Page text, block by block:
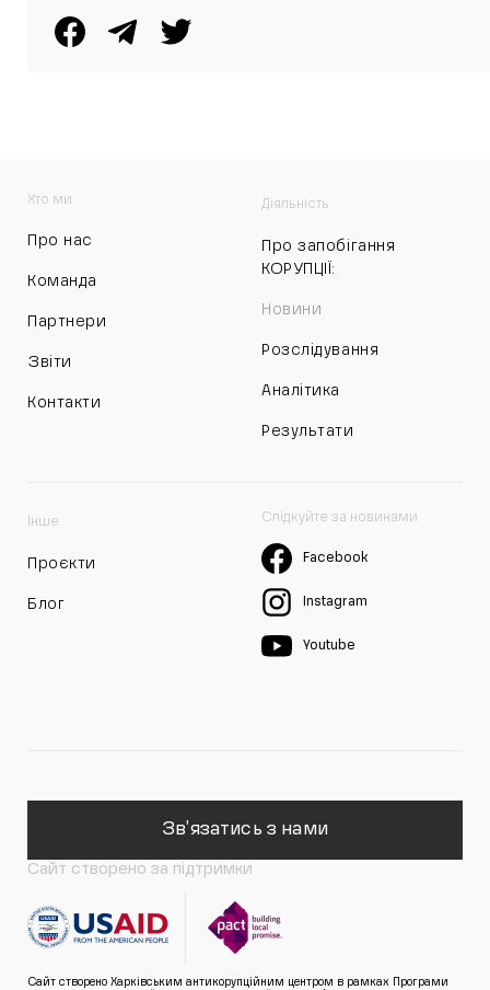
Хто ми
Про нас
Команда
Партнери
Звіти
Контакти
Діяльність
Про запобігання
КОРУПЦІЇ:
Новини
Розслідування
Аналітика
Результати
Інше
Проєкти
Блог
Слідкуйте за новинами
Facebook
Instagram
Youtube
Зв'язатись з нами
Сайт створено за підтримки
Сайт створено Харківським антикорупційним центром в рамках Програми